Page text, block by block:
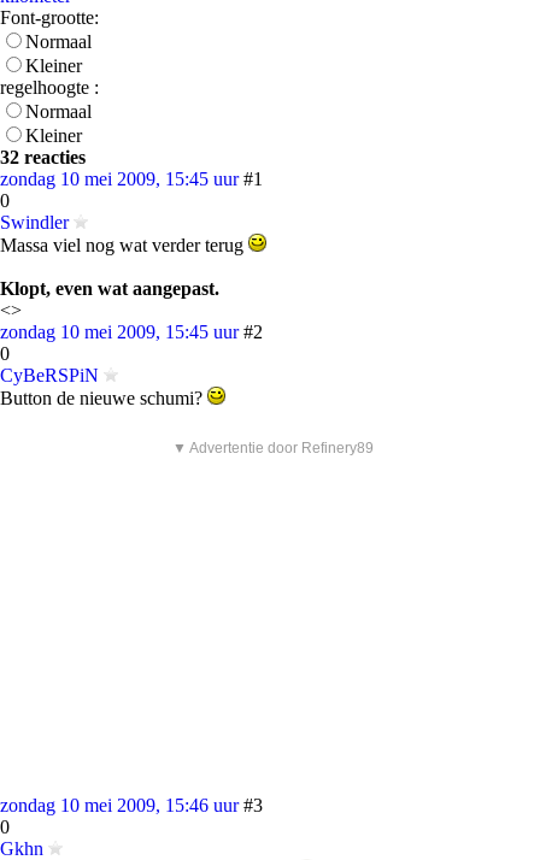
Font-grootte:
Normaal
Kleiner
regelhoogte :
Normaal
Kleiner
32 reacties
zondag 10 mei 2009, 15:45 uur #1
0
Swindler
Massa viel nog wat verder terug
Klopt, even wat aangepast.
<>
zondag 10 mei 2009, 15:45 uur #2
0
CyBeRSPiN
Button de nieuwe schumi?
▼ Advertentie door Refinery89
zondag 10 mei 2009, 15:46 uur #3
0
Gkhn